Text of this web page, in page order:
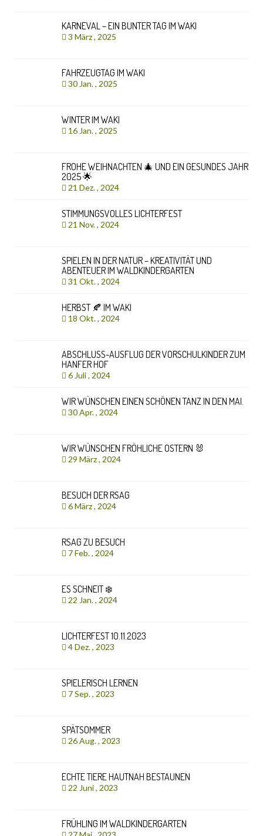
KARNEVAL – EIN BUNTER TAG IM WAKI
3 März , 2025
FAHRZEUGTAG IM WAKI
30 Jan. , 2025
WINTER IM WAKI
16 Jan. , 2025
FROHE WEIHNACHTEN 🎄 UND EIN GESUNDES JAHR
2025 🌟
21 Dez. , 2024
STIMMUNGSVOLLES LICHTERFEST
21 Nov. , 2024
SPIELEN IN DER NATUR – KREATIVITÄT UND
ABENTEUER IM WALDKINDERGARTEN
31 Okt. , 2024
HERBST 🍂 IM WAKI
18 Okt. , 2024
ABSCHLUSS-AUSFLUG DER VORSCHULKINDER ZUM
HANFER HOF
6 Juli , 2024
WIR WÜNSCHEN EINEN SCHÖNEN TANZ IN DEN MAI.
30 Apr. , 2024
WIR WÜNSCHEN FRÖHLICHE OSTERN 🐰
29 März , 2024
BESUCH DER RSAG
6 März , 2024
RSAG ZU BESUCH
7 Feb. , 2024
ES SCHNEIT ❄️
22 Jan. , 2024
LICHTERFEST 10.11.2023
4 Dez. , 2023
SPIELERISCH LERNEN
7 Sep. , 2023
SPÄTSOMMER
26 Aug. , 2023
ECHTE TIERE HAUTNAH BESTAUNEN
22 Juni , 2023
FRÜHLING IM WALDKINDERGARTEN